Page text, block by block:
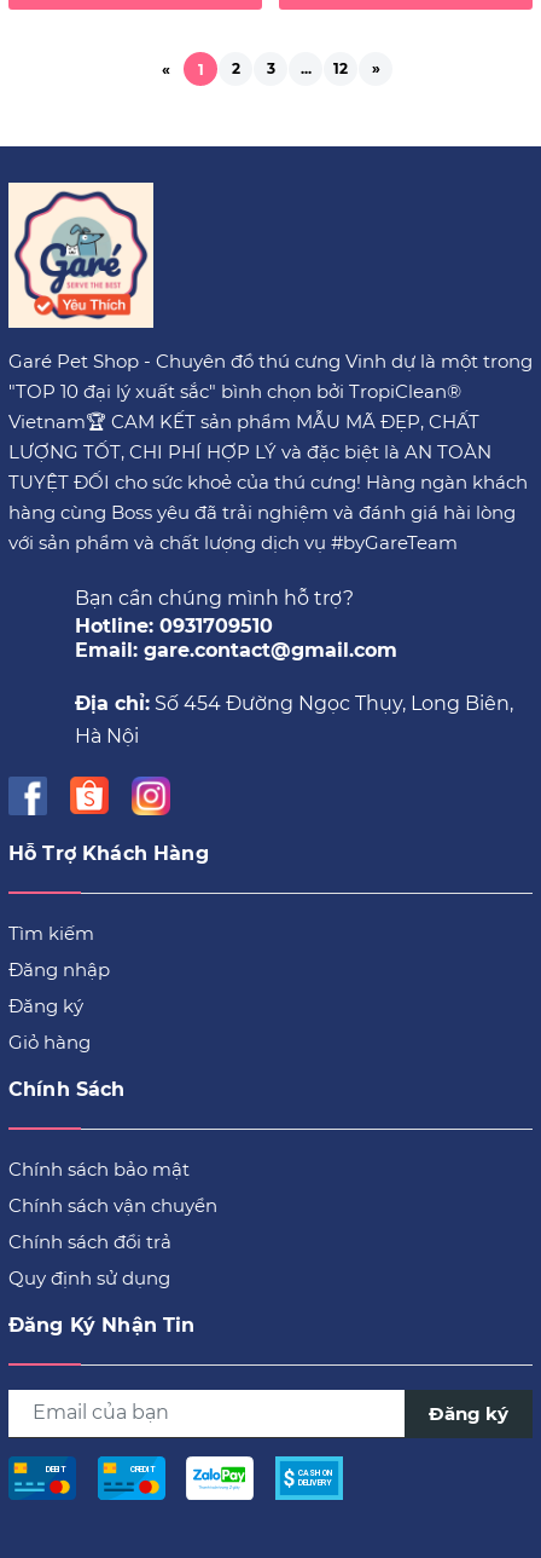
« 1 2 3 ... 12 »
Garé Pet Shop - Chuyên đồ thú cưng Vinh dự là một trong
"TOP 10 đại lý xuất sắc" bình chọn bởi TropiClean®
Vietnam🏆 CAM KẾT sản phẩm MẪU MÃ ĐẸP, CHẤT
LƯỢNG TỐT, CHI PHÍ HỢP LÝ và đặc biệt là AN TOÀN
TUYỆT ĐỐI cho sức khoẻ của thú cưng! Hàng ngàn khách
hàng cùng Boss yêu đã trải nghiệm và đánh giá hài lòng
với sản phẩm và chất lượng dịch vụ #byGareTeam
Bạn cần chúng mình hỗ trợ?
Hotline: 0931709510
Email: gare.contact@gmail.com
Địa chỉ: Số 454 Đường Ngọc Thụy, Long Biên,
Hà Nội
Hỗ Trợ Khách Hàng
Tìm kiếm
Đăng nhập
Đăng ký
Giỏ hàng
Chính Sách
Chính sách bảo mật
Chính sách vận chuyển
Chính sách đổi trả
Quy định sử dụng
Đăng Ký Nhận Tin
Đăng ký